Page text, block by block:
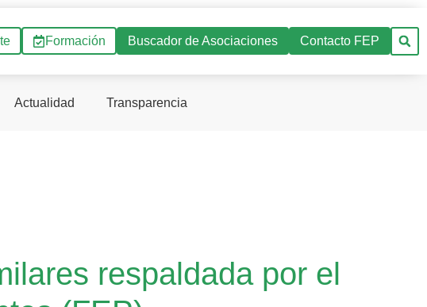
Formación Buscador de Asociaciones Contacto FEP
Actualidad Transparencia
respaldada por el